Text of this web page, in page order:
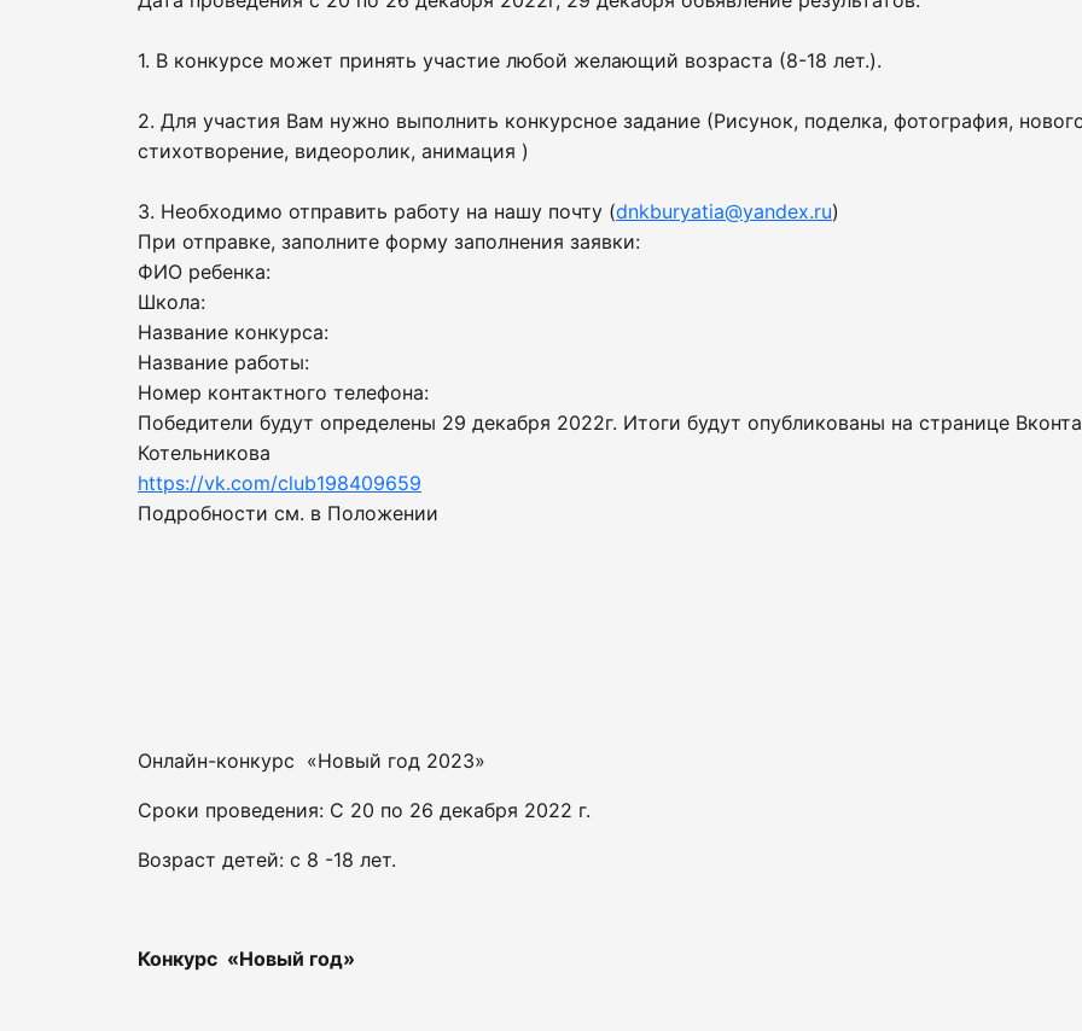
1. В конкурсе может принять участие любой желающий возраста (8-18 лет.).
2. Для участия Вам нужно выполнить конкурсное задание (Рисунок, поделка, фотография,
стихотворение, видеоролик, анимация )
3. Необходимо отправить работу на нашу почту (dnkburyatia@yandex.ru)
При отправке, заполните форму заполнения заявки:
ФИО ребенка:
Школа:
Название конкурса:
Название работы:
Номер контактного телефона:
Победители будут определены 29 декабря 2022г. Итоги будут опубликованы на странице
Котельникова
https://vk.com/club198409659
Подробности см. в Положении
Онлайн-конкурс «Новый год 2023»
Сроки проведения: С 20 по 26 декабря 2022 г.
Возраст детей: с 8 -18 лет.
Конкурс «Новый год»